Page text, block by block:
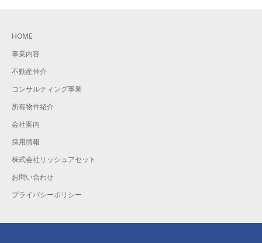
HOME
事業内容
不動産仲介
コンサルティング事業
所有物件紹介
会社案内
採用情報
株式会社リッシュアセット
お問い合わせ
プライバシーポリシー